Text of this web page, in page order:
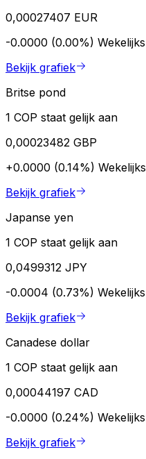
0,00027407 EUR
-0.0000 (0.00%) Wekelijks
Bekijk grafiek
Britse pond
1 COP staat gelijk aan
0,00023482 GBP
+0.0000 (0.14%) Wekelijks
Bekijk grafiek
Japanse yen
1 COP staat gelijk aan
0,0499312 JPY
-0.0004 (0.73%) Wekelijks
Bekijk grafiek
Canadese dollar
1 COP staat gelijk aan
0,00044197 CAD
-0.0000 (0.24%) Wekelijks
Bekijk grafiek